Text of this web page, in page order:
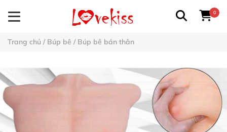
0
Trang chủ / Búp bê / Búp bê bán thân